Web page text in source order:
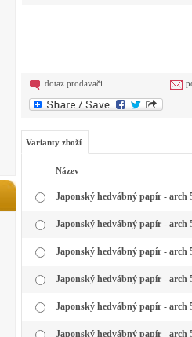
dotaz prodavači
Varianty zboží
Název
Japonský hedvábný papír - arch
Japonský hedvábný papír - arch
Japonský hedvábný papír - arch
Japonský hedvábný papír - arch
Japonský hedvábný papír - arch
Japonský hedvábný papír - arch